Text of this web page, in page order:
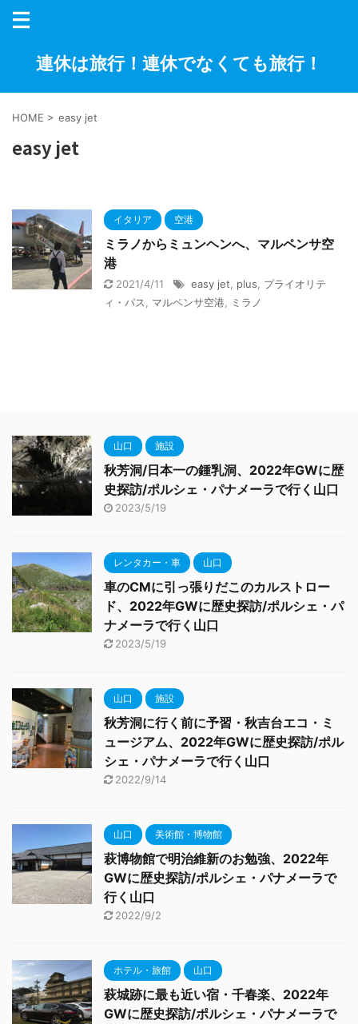
連休は旅行！連休でなくても旅行！
HOME > easy jet
easy jet
イタリア 空港
ミラノからミュンヘンへ、マルペンサ空
港
2021/4/11 easy jet plus
プライオリテ
ィ・パス
マルペンサ空港 ミラノ
山口 施設
秋芳洞/日本一の鍾乳洞、2022年GWに歴
史探訪/ポルシェ・パナメーラで行く山口
2023/5/19
レンタカー・車 山口
車のCMに引っ張りだこのカルストロー
ド、2022年GWに歴史探訪/ポルシェ・パ
ナメーラで行く山口
2023/5/19
山口 施設
秋芳洞に行く前に予習・秋吉台エコ・ミ
ュージアム、2022年GWに歴史探訪/ポル
シェ・パナメーラで行く山口
2022/9/14
山口 美術館・博物館
萩博物館で明治維新のお勉強、2022年
GWに歴史探訪/ポルシェ・パナメーラで
行く山口
2022/9/2
ホテル・旅館 山口
萩城跡に最も近い宿・千春楽、2022年
GWに歴史探訪/ポルシェ・パナメーラで